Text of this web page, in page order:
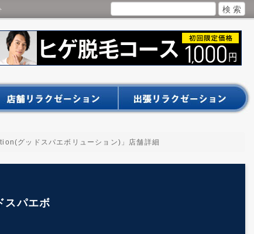
グッドスパエボリューション)」店舗詳細
パエボ